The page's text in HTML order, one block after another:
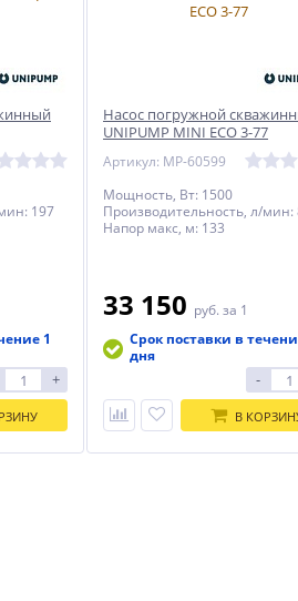
197
1
+
Насос погружной
UNIPUMP MINI ECO 3-77
Артикул: MP-60599
Мощность, Вт: 1500
Производительность, л/мин:
Напор макс, м: 133
33 150 руб. за 1
Срок поставки в
дня
-
В